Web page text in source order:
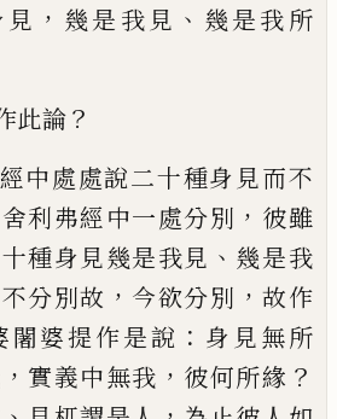
， 幾是我見 、 幾是我所
此論？
中處處說二十種身見而不
利弗經中一處分別 ， 彼雖
十種身見幾是我見 、 幾是我
不分別故 ， 今欲分別 ，故作
闍婆提作是說 ： 身見無所
， 實義中無我 ， 彼何所緣 ？